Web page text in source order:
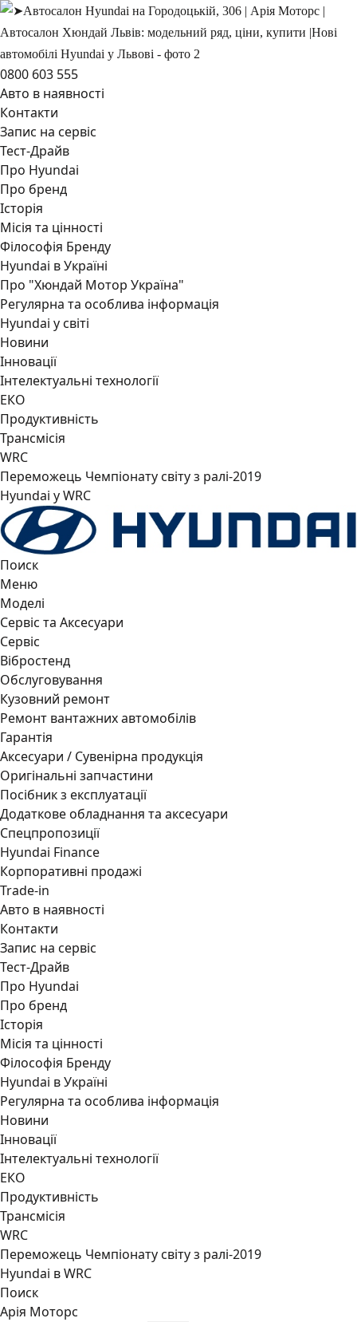
0800 603 555
Авто в наявності
Контакти
Запис на сервіс
Тест-Драйв
Про Hyundai
Про бренд
Історія
Місія та цінності
Філософія Бренду
Hyundai в Україні
Про "Хюндай Мотор Україна"
Регулярна та особлива інформація
Hyundai у світі
Новини
Інновації
Інтелектуальні технології
ЕКО
Продуктивність
Трансмісія
WRC
Переможець Чемпіонату світу з ралі-2019
Hyundai у WRC
Поиск
Меню
Моделі
Сервіс та Аксесуари
Сервіс
Вібростенд
Обслуговування
Кузовний ремонт
Ремонт вантажних автомобілів
Гарантія
Аксесуари / Сувенірна продукція
Оригінальні запчастини
Посібник з експлуатації
Додаткове обладнання та аксесуари
Спецпропозиції
Hyundai Finance
Корпоративні продажі
Trade-in
Авто в наявності
Контакти
Запис на сервіс
Тест-Драйв
Про Hyundai
Про бренд
Історія
Місія та цінності
Філософія Бренду
Hyundai в Україні
Регулярна та особлива інформація
Новини
Інновації
Інтелектуальні технології
ЕКО
Продуктивність
Трансмісія
WRC
Переможець Чемпіонату світу з ралі-2019
Hyundai в WRC
Поиск
Арія Моторс